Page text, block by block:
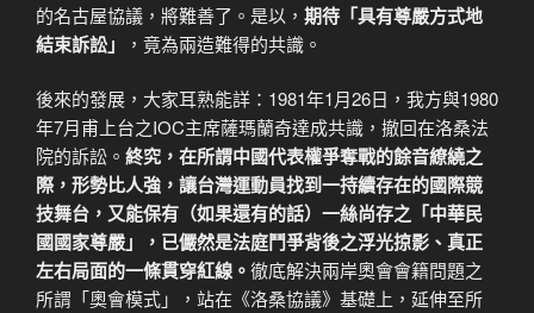
的名古屋協議，將難善了。是以， 期待「具有尊嚴方式地
結束訴訟」
，竟為兩造難得的共識。
後來的發展，大家耳熟能詳：1981年1月26日，我方與1980
年7月甫上台之IOC主席薩瑪蘭奇達成共識，撤回在洛桑法
院的訴訟。 終究，在所謂中國代表權爭奪戰的餘音繚繞之
際，形勢比人強，讓台灣運動員找到一持續存在的國際競
技舞台，又能保有（如果還有的話）一絲尚存之「中華民
國國家尊嚴」，已儼然是法庭鬥爭背後之浮光掠影、真正
左右局面的一條貫穿紅線。徹底解決兩岸奧會會籍問題之
所謂「奧會模式」，站在《洛桑協議》基礎上，延伸至所